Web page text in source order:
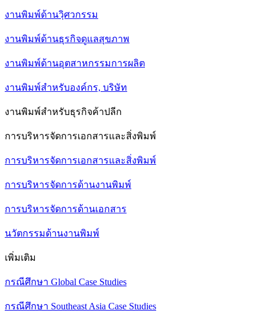
งานพิมพ์ด้านวฺิศวกรรม
งานพิมพ์ด้านธุรกิจดูแลสุขภาพ
งานพิมพ์ด้านอุตสาหกรรมการผลิต
งานพิมพ์สำหรับองค์กร, บริษัท
งานพิมพ์สำหรับธุรกิจค้าปลีก
การบริหารจัดการเอกสารและสิ่งพิมพ์
การบริหารจัดการเอกสารและสิ่งพิมพ์
การบริหารจัดการด้านงานพิมพ์
การบริหารจัดการด้านเอกสาร
นวัตกรรมด้านงานพิมพ์
เพิ่มเติม
กรณีศึกษา Global Case Studies
กรณีศึกษา Southeast Asia Case Studies